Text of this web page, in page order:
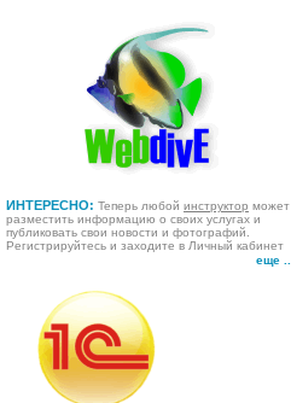
ИНТЕРЕСНО: Теперь любой инструктор может
разместить информацию о своих услугах и
публиковать свои новости и фотографий.
Регистрируйтесь и заходите в Личный кабинет
еще ...